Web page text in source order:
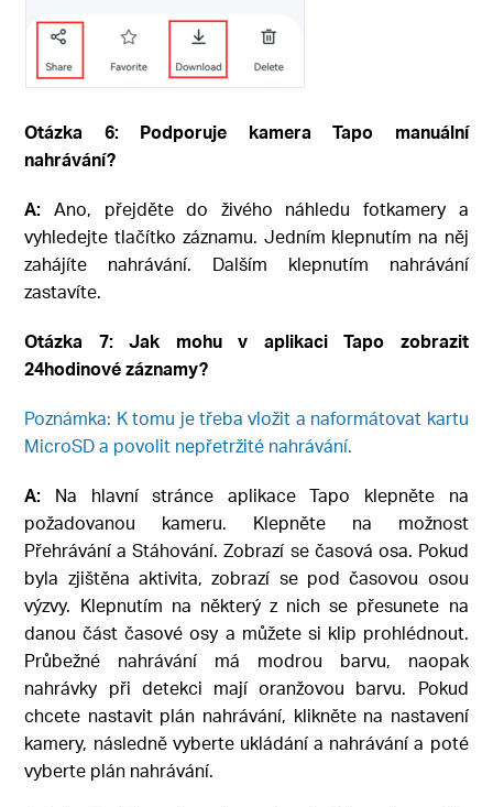
Otázka 6: Podporuje kamera Tapo manuální
nahrávání?
A: Ano, přejděte do živého náhledu fotkamery a
vyhledejte tlačítko záznamu. Jedním klepnutím na něj
zahájíte nahrávání. Dalším klepnutím nahrávání
zastavíte.
Otázka 7: Jak mohu v aplikaci Tapo zobrazit
24hodinové záznamy?
Poznámka: K tomu je třeba vložit a naformátovat kartu
MicroSD a povolit nepřetržité nahrávání.
A:
Na hlavní stránce aplikace Tapo klepněte na
požadovanou kameru. Klepněte na možnost
Přehrávání a Stáhování. Zobrazí se časová osa. Pokud
byla zjištěna aktivita, zobrazí se pod časovou osou
výzvy. Klepnutím na některý z nich se přesunete na
danou část časové osy a můžete si klip prohlédnout.
Průbežné nahrávání má modrou barvu, naopak
nahrávky při detekci mají oranžovou barvu. Pokud
chcete nastavit plán nahrávání, klikněte na nastavení
kamery, následně vyberte ukládání a nahrávání a poté
vyberte plán nahrávání.